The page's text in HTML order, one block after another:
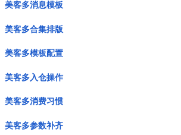
美客多消息模板
美客多合集排版
美客多模板配置
美客多入仓操作
美客多消费习惯
美客多参数补齐